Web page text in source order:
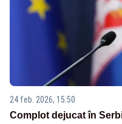
24 feb. 2026, 15:50
Complot dejucat în